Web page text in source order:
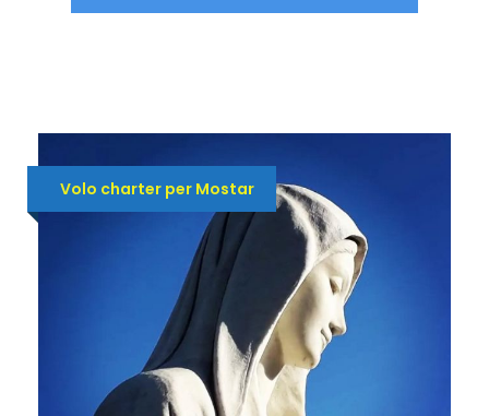
Volo charter per Mostar